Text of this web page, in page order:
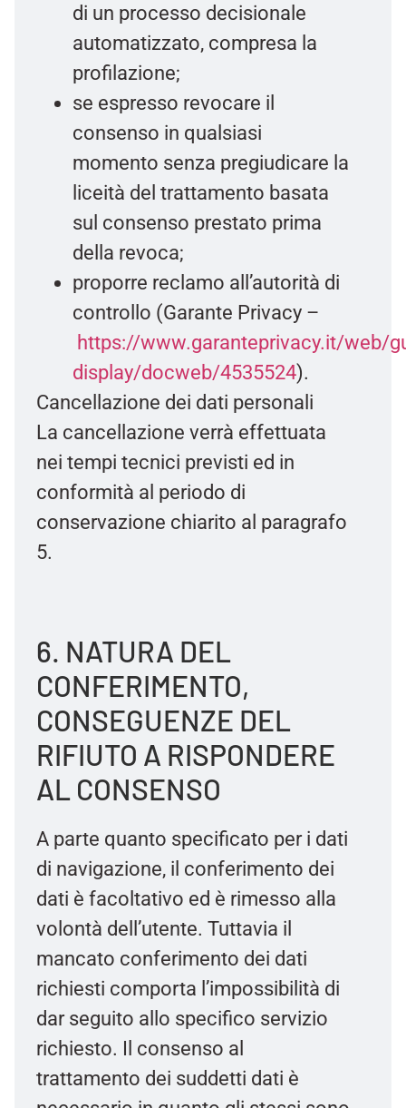
di un processo decisionale
automatizzato, compresa la
profilazione;
se espresso revocare il
consenso in qualsiasi
momento senza pregiudicare la
liceità del trattamento basata
sul consenso prestato prima
della revoca;
proporre reclamo all’autorità di
controllo (Garante Privacy –
https://www.garanteprivacy.it/web/
display/docweb/4535524).
Cancellazione dei dati personali
La cancellazione verrà effettuata
nei tempi tecnici previsti ed in
conformità al periodo di
conservazione chiarito al paragrafo
5.
6. NATURA DEL
CONFERIMENTO,
CONSEGUENZE DEL
RIFIUTO A RISPONDERE
AL CONSENSO
A parte quanto specificato per i dati
di navigazione, il conferimento dei
dati è facoltativo ed è rimesso alla
volontà dell’utente. Tuttavia il
mancato conferimento dei dati
richiesti comporta l’impossibilità di
dar seguito allo specifico servizio
richiesto. Il consenso al
trattamento dei suddetti dati è